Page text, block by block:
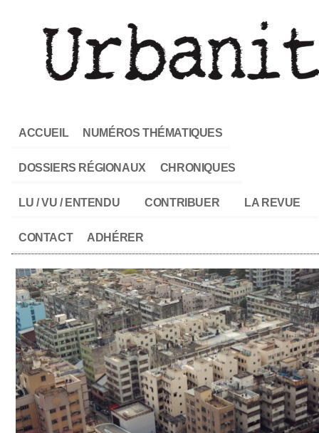
ACCUEIL NUMÉROS THÉMATIQUES
DOSSIERS RÉGIONAUX CHRONIQUES
LU / VU / ENTENDU CONTRIBUER LA REVUE
CONTACT ADHÉRER